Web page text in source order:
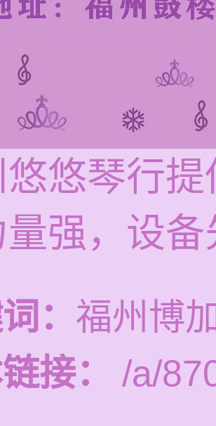
悠琴行
量强，设
： 福州博
接：
/a/